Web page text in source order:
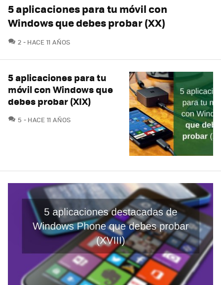
5 aplicaciones para tu móvil con
Windows que debes probar (XX)
2 COMENTARIOS
HACE 11 AÑOS
5 aplicaciones para tu
móvil con Windows que
debes probar (XIX)
5 COMENTARIOS
HACE 11 AÑOS